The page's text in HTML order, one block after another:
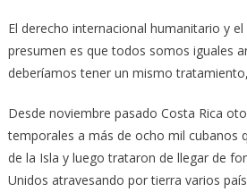
El derecho internacional humanitario y
presumen es que todos somos iguales
deberíamos tener un mismo
Desde noviembre pasado Costa Rica
temporales a más de ocho mil cubanos
de la Isla y luego trataron de llegar de
Unidos atravesando por tierra varios